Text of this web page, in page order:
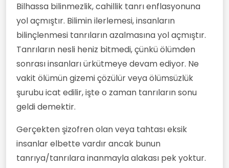
Bilhassa bilinmezlik, cahillik tanrı enflasyonuna
yol açmıştır. Bilimin ilerlemesi, insanların
bilinçlenmesi tanrıların azalmasına yol açmıştır.
Tanrıların nesli heniz bitmedi, çünkü ölümden
sonrası insanları ürkütmeye devam ediyor. Ne
vakit ölümün gizemi çözülür veya ölümsüzlük
şurubu icat edilir, işte o zaman tanrıların sonu
geldi demektir.
Gerçekten şizofren olan veya tahtası eksik
insanlar elbette vardır ancak bunun
tanrıya/tanrılara inanmayla alakası pek yoktur.